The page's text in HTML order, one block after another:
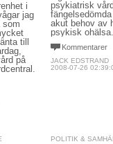
i
jag
som
till
på
psykiatrisk
akut behov av
psykisk ohälsa.
Kommentarer
JACK EDSTRAND
2008-07-26
POLITIK &